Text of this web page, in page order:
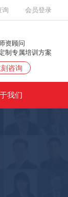
询 会员登录
资顾问
制专属培训方案
咨询
我们